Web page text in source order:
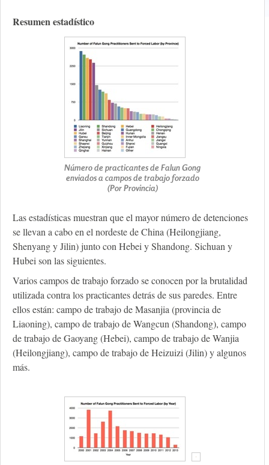
Resumen estadístico
Número de practicantes de Falun Gong
enviados a campos de trabajo forzado
(Por Provincia)
Las estadísticas muestran que el mayor número de detenciones
se llevan a cabo en el nordeste de China (Heilongjiang,
Shenyang y Jilin) junto con Hebei y Shandong. Sichuan y
Hubei son las siguientes.
Varios campos de trabajo forzado se conocen por la brutalidad
utilizada contra los practicantes detrás de sus paredes. Entre
ellos están: campo de trabajo de Masanjia (provincia de
Liaoning), campo de trabajo de Wangcun (Shandong), campo
de trabajo de Gaoyang (Hebei), campo de trabajo de Wanjia
(Heilongjiang), campo de trabajo de Heizuizi (Jilin) y algunos
más.